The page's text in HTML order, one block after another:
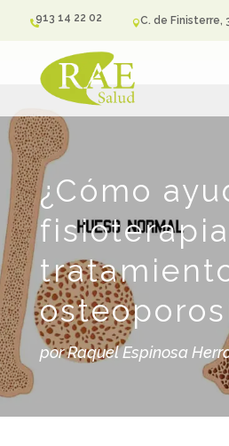
913 14 22 02 C. de Finisterre,
¿Cómo
porRaquel Espinosa